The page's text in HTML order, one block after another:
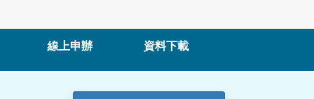
線上申辦 資料下載